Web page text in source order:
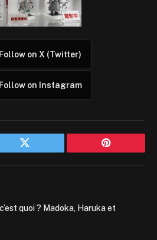
Follow on X (Twitter)
Follow on Instagram
Twitter Pinterest
quoi ? Madoka, Haruka et